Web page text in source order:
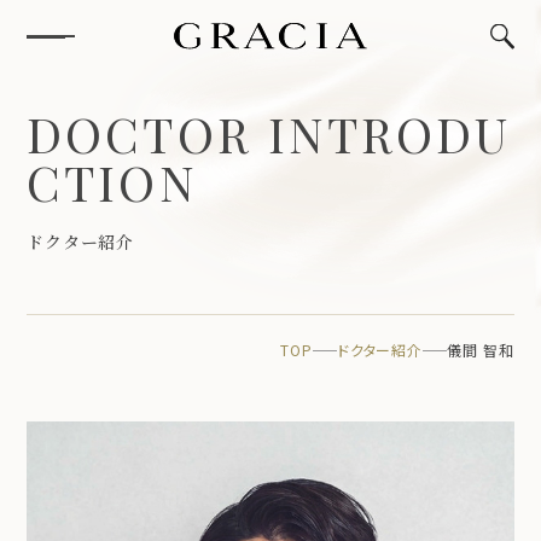
DOCTOR INTRODU
CTION
ド ク タ ー紹介
TOP ドクター紹介 儀間 智和